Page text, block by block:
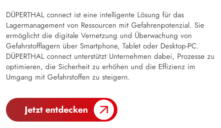
DÜPERTHAL connect ist eine intelligente Lösung für das
Lagermanagement von Ressourcen mit Gefahrenpotenzial. Sie
ermöglicht die digitale Vernetzung und Überwachung von
Gefahrstofflagern über Smartphone, Tablet oder Desktop-PC.
DÜPERTHAL connect unterstützt Unternehmen dabei, Prozesse zu
optimieren, die Sicherheit zu erhöhen und die Effizienz im
Umgang mit Gefahrstoffen zu steigern.
Jetzt entdecken